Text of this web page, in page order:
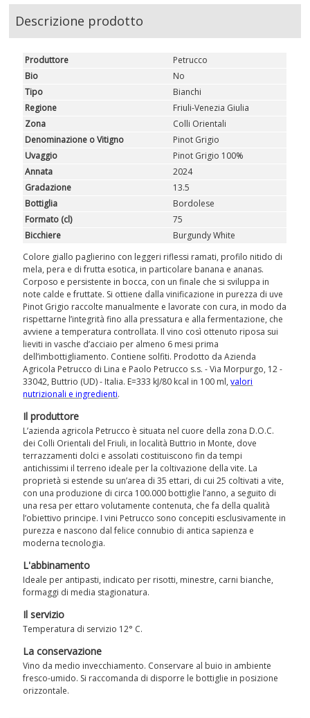
DESSERT
NON SOLO VINO
REGALI
CLUB
TROVAIL TUO VINO
Descrizione prodotto
Produttore
Petrucco
Bio
No
Tipo
Bianchi
Regione
Friuli-Venezia Giulia
Zona
Colli Orientali
Denominazione o Vitigno
Pinot Grigio
Uvaggio
Pinot Grigio 100%
Annata
2024
Gradazione
13.5
Bottiglia
Bordolese
Formato (cl)
75
Bicchiere
Burgundy White
Colore giallo paglierino con leggeri riflessi ramati, profilo nitido di
mela, pera e di frutta esotica, in particolare banana e ananas.
Corposo e persistente in bocca, con un finale che si sviluppa in
note calde e fruttate. Si ottiene dalla vinificazione in purezza di uve
Pinot Grigio raccolte manualmente e lavorate con cura, in modo da
rispettarne l’integrità fino alla pressatura e alla fermentazione, che
avviene a temperatura controllata. Il vino così ottenuto riposa sui
lieviti in vasche d’acciaio per almeno 6 mesi prima
dell’imbottigliamento. Contiene solfiti. Prodotto da Azienda
Agricola Petrucco di Lina e Paolo Petrucco s.s. - Via Morpurgo, 12 -
33042, Buttrio (UD) - Italia. E=333 kJ/80 kcal in 100 ml,valori
nutrizionali e ingredienti.
Il produttore
L’azienda agricola Petrucco è situata nel cuore della zona D.O.C.
dei Colli Orientali del Friuli, in località Buttrio in Monte, dove
terrazzamenti dolci e assolati costituiscono fin da tempi
antichissimi il terreno ideale per la coltivazione della vite. La
proprietà si estende su un’area di 35 ettari, di cui 25 coltivati a vite,
con una produzione di circa 100.000 bottiglie l’anno, a seguito di
una resa per ettaro volutamente contenuta, che fa della qualità
l’obiettivo principe. I vini Petrucco sono concepiti esclusivamente in
purezza e nascono dal felice connubio di antica sapienza e
moderna tecnologia.
L'abbinamento
Ideale per antipasti, indicato per risotti, minestre, carni bianche,
formaggi di media stagionatura.
Il servizio
Temperatura di servizio 12° C.
La conservazione
Vino da medio invecchiamento. Conservare al buio in ambiente
fresco-umido. Si raccomanda di disporre le bottiglie in posizione
orizzontale.